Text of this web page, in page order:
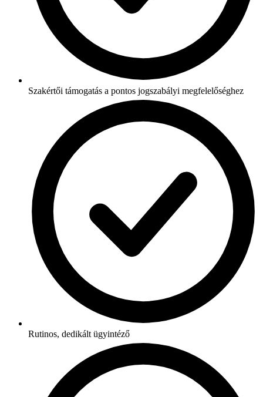
Szakértői támogatás a pontos jogszabályi megfelelőséghez
Rutinos, dedikált ügyintéző